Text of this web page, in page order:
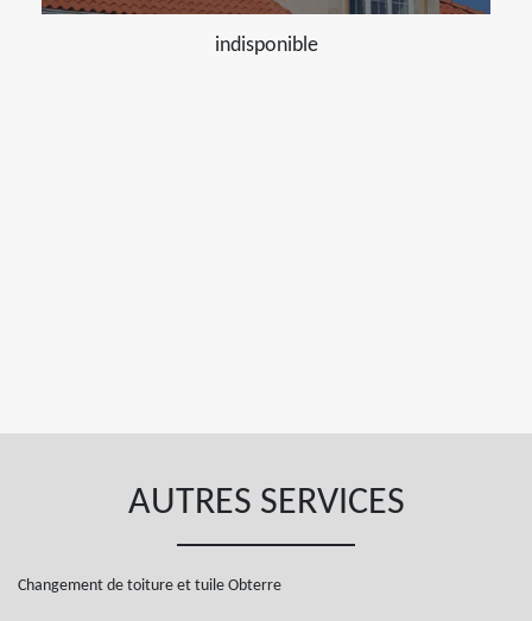
indisponible
AUTRES SERVICES
Changement de toiture et tuile Obterre